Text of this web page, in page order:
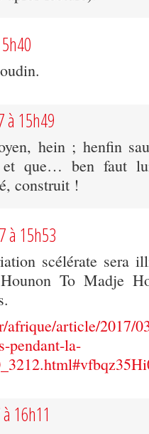
à 15h49
hein ; henfin
que… ben faut
construit !
à 15h53
scélérate sera
To Madje
article/2017/
pendant-la-
16h11